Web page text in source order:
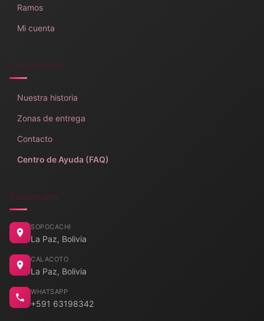
Ramos
Mi cuenta
Información
Nuestra historia
Zonas de entrega
Contacto
Centro de Ayuda (FAQ)
Sucursales
SOPOCACHI
La Paz, Bolivia
CALACOTO
La Paz, Bolivia
WHATSAPP
+591 63198342